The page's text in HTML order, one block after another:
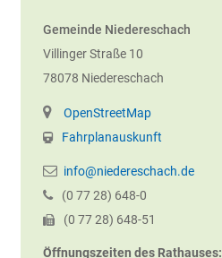
Gemeinde Niedereschach
Villinger Straße 10
78078 Niedereschach
OpenStreetMap
Fahrplanauskunft
info@niedereschach.de
(0 7728) 648-0
(0 7728) 648-51
Öffnungszeiten des Rathauses: